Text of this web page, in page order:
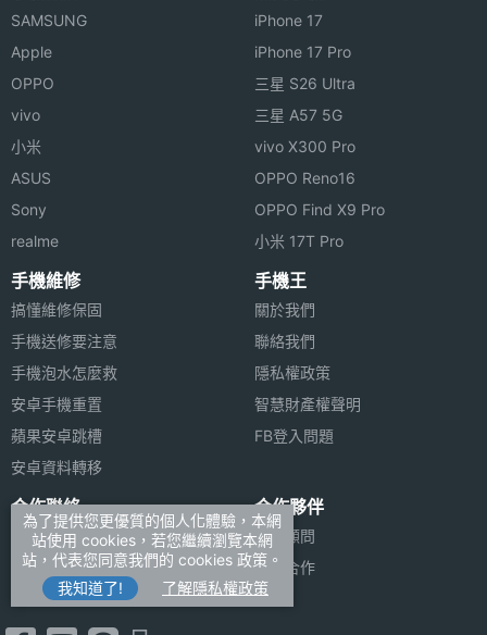
SAMSUNG
Apple
OPPO
vivo
小米
ASUS
Sony
realme
iPhone 17
iPhone 17 Pro
三星 S26 Ultra
三星 A57 5G
vivo X300 Pro
OPPO Reno16
OPPO Find X9 Pro
小米 17T Pro
手機維修
搞懂維修保固
手機送修要注意
手機泡水怎麼救
安卓手機重置
蘋果安卓跳槽
安卓資料轉移
手機王
關於我們
聯絡我們
隱私權政策
智慧財產權聲明
FB登入問題
合作聯絡
廣告刊登
加入商店報價
新聞聯絡
合作夥伴
法律顧問
媒體合作
為了提供您更優質的個人化體驗，本網
站使用 cookies，若您繼續瀏覽本網
站，代表您同意我們的 cookies 政策。
我知道了!
了解隱私權政策